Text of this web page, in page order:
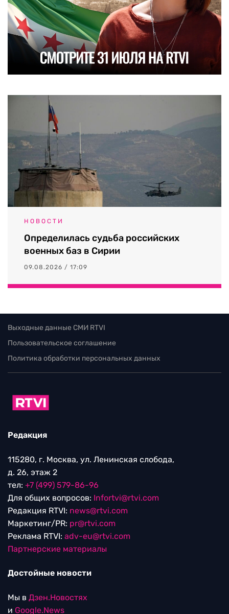
НОВОСТИ
Определилась судьба российских
военных баз в Сирии
09.08.2026 / 17:09
Выходные данные СМИ RTVI
Пользовательское соглашение
Политика обработки персональных данных
Редакция
115280, г. Москва, ул. Ленинская слобода,
д. 26, этаж 2
тел: +7 (499) 579-86-96
Для общих вопросов: Infortvi@rtvi.com
Редакция RTVI: news@rtvi.com
Маркетинг/PR: pr@rtvi.com
Реклама RTVI: adv-eu@rtvi.com
Партнерские материалы
Достойные новости
Мы в Дзен.Новостях
и Google.News